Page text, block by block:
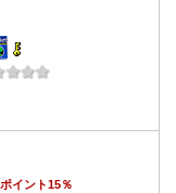
ポイント15％